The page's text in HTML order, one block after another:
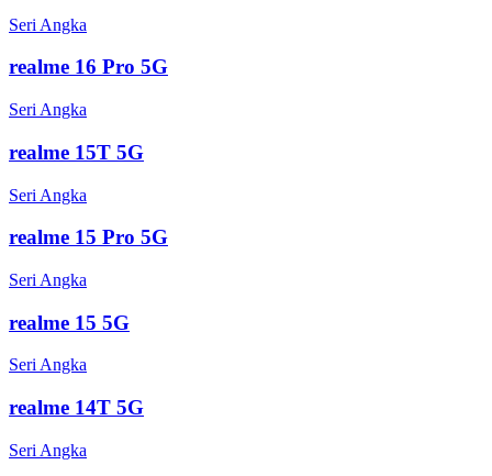
Seri Angka
realme 16 Pro 5G
Seri Angka
realme 15T 5G
Seri Angka
realme 15 Pro 5G
Seri Angka
realme 15 5G
Seri Angka
realme 14T 5G
Seri Angka